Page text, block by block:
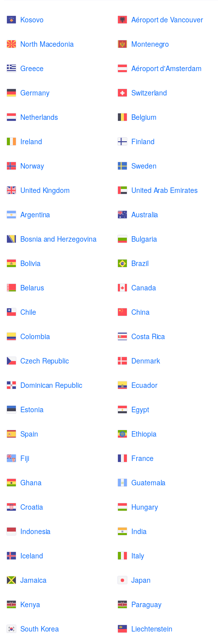
Kosovo Aéroport de Vancouver
North Macedonia Montenegro
Greece Aéroport d'Amsterdam
Germany Switzerland
Netherlands Belgium
Ireland Finland
Norway Sweden
United Kingdom United Arab Emirates
Argentina Australia
Bosnia and Herzegovina Bulgaria
Bolivia Brazil
Belarus Canada
Chile China
Colombia Costa Rica
Czech Republic Denmark
Dominican Republic Ecuador
Estonia Egypt
Spain Ethiopia
Fiji France
Ghana Guatemala
Croatia Hungary
Indonesia India
Iceland Italy
Jamaica Japan
Kenya Paraguay
South Korea Liechtenstein